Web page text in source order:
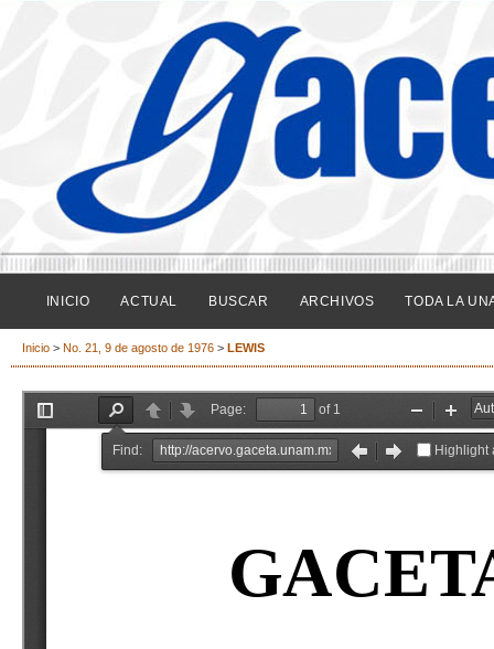
INICIO ACTUAL BUSCAR ARCHIVOS TODA LA
Inicio > No. 21, 9 de agosto de 1976 > LEWIS